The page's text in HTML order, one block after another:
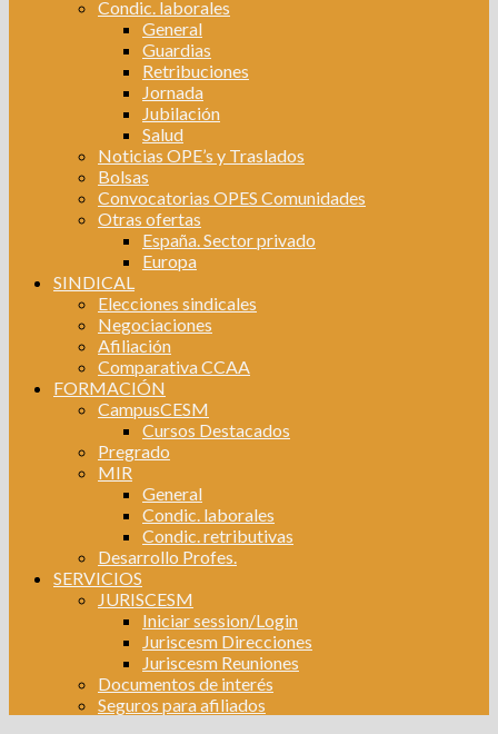
Condic. laborales
General
Guardias
Retribuciones
Jornada
Jubilación
Salud
Noticias OPE’s y Traslados
Bolsas
Convocatorias OPES Comunidades
Otras ofertas
España. Sector privado
Europa
SINDICAL
Elecciones sindicales
Negociaciones
Afiliación
Comparativa CCAA
FORMACIÓN
CampusCESM
Cursos Destacados
Pregrado
MIR
General
Condic. laborales
Condic. retributivas
Desarrollo Profes.
SERVICIOS
JURISCESM
Iniciar session/Login
Juriscesm Direcciones
Juriscesm Reuniones
Documentos de interés
Seguros para afiliados